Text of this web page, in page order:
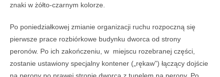
znaki w żółto-czarnym kolorze.
Po poniedziałkowej zmianie organizacji ruchu rozpoczną się
pierwsze prace rozbiórkowe budynku dworca od strony
peronów. Po ich zakończeniu, w miejscu rozebranej części,
zostanie ustawiony specjalny kontener („rękaw”) łączący dojście
na perony po prawej stronie dworca z tunelem na perony. Po